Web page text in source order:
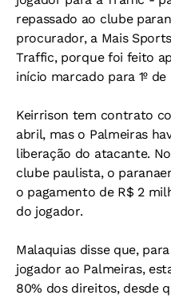
repassado ao clube
procurador, a Mais
Traffic, porque foi feito
início marcado para 1º de
Keirrison tem contrato
abril, mas o Palmeiras
liberação do atacante.
clube paulista, o
o pagamento de R$ 2
do jogador.
Malaquias disse que,
jogador ao Palmeiras,
80% dos direitos, desde